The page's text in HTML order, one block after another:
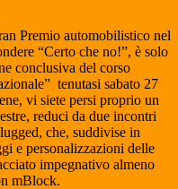
Premio automobilistico nel
“Certo che no!”, è solo
conclusiva del corso
tenutasi sabato 27
vi siete persi proprio un
reduci da due incontri
che, suddivise in
e personalizzazioni delle
impegnativo almeno
mBlock.